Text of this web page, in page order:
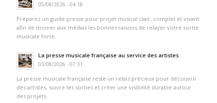
05/08/2026 - 04:18
Préparez un guide presse pour projet musical clair, complet et vivant
afin de donner aux médias les bonnes raisons de relayer votre sortie
musicale forte.
La presse musicale française au service des artistes
03/08/2026 - 07:31
La presse musicale française reste un relais précieux pour découvrir
des artistes, suivre les sorties et créer une visibilité durable autour
des projets.